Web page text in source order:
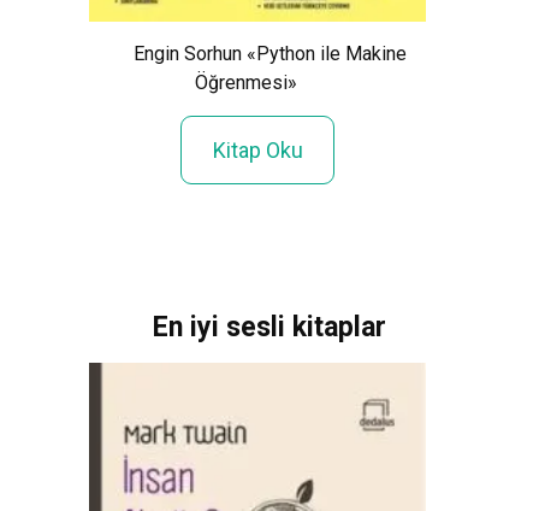
Engin Sorhun «Python ile Makine
Öğrenmesi»
Kitap Oku
En iyi sesli kitaplar